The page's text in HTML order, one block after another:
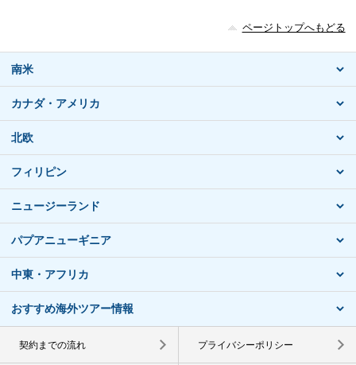
ページトップへもどる
南米
カナダ・アメリカ
北欧
フィリピン
ニュージーランド
パプアニューギニア
中東・アフリカ
おすすめ海外ツアー情報
契約までの流れ プライバシーポリシー